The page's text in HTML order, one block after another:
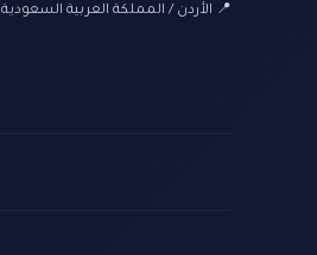
📍 الأردن / المملكة العربية السعودية